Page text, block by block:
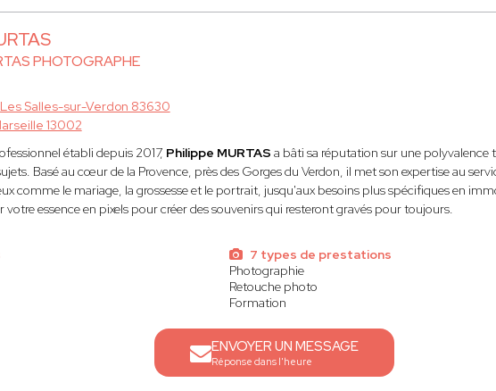
PHOTOGRAPHE
Les Salles-sur-Verdon 83630
13002
établi depuis 2017, Philippe MURTAS a bâti sa réputation sur une
Basé au cœur de la Provence, près des Gorges du Verdon, il met son expertise au
comme le mariage, la grossesse et le portrait, jusqu'aux besoins plus spécifiques en
votre essence en pixels pour créer des souvenirs qui resteront gravés pour toujours.
7 types de prestations
Photographie
Retouche photo
Formation
ENVOYER UN MESSAGE
Réponse dans l'heure